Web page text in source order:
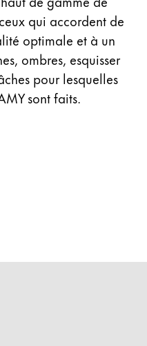
qui accordent de
optimale et à un
ombres, esquisser
pour lesquelles
sont faits.